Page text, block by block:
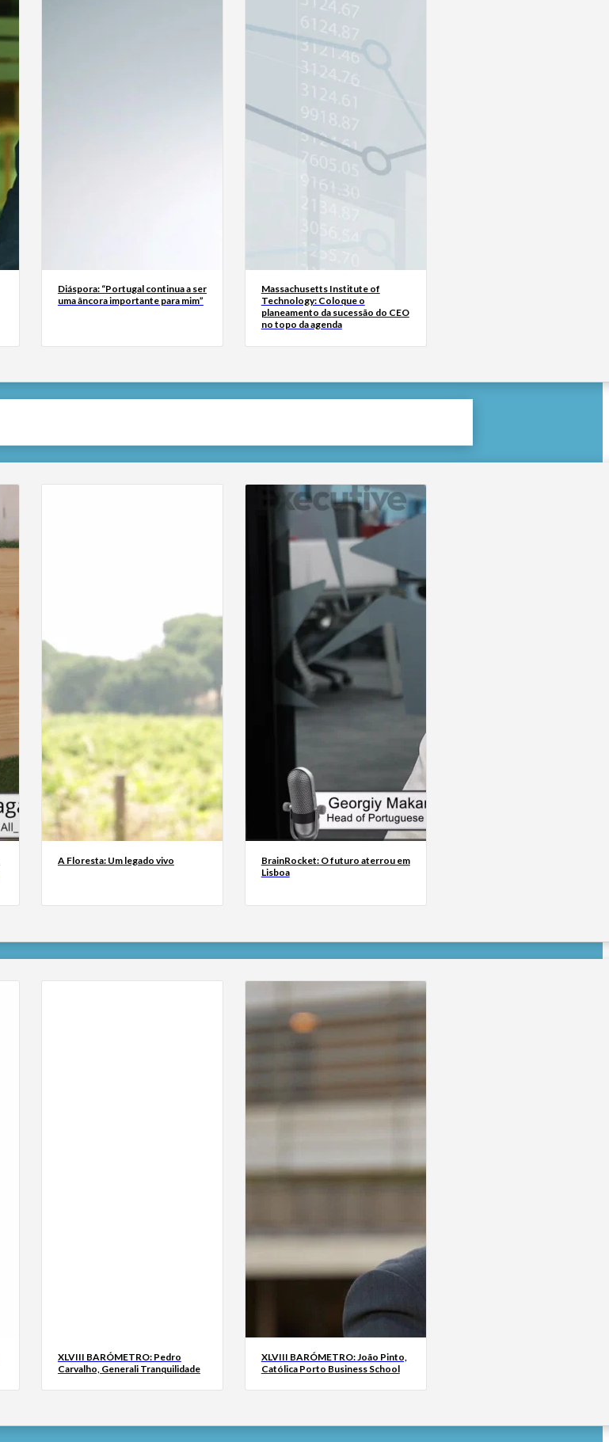
Diáspora: “Portugal continua a ser
uma âncora importante para mim”
Massachusetts Institute of
Technology: Coloque o
planeamento da sucessão do CEO
no topo da agenda
A Floresta: Um legado vivo
BrainRocket: O futuro aterrou em
Lisboa
XLVIII BARÓMETRO: Pedro
Carvalho, Generali Tranquilidade
XLVIII BARÓMETRO: João Pinto,
Católica Porto Business School